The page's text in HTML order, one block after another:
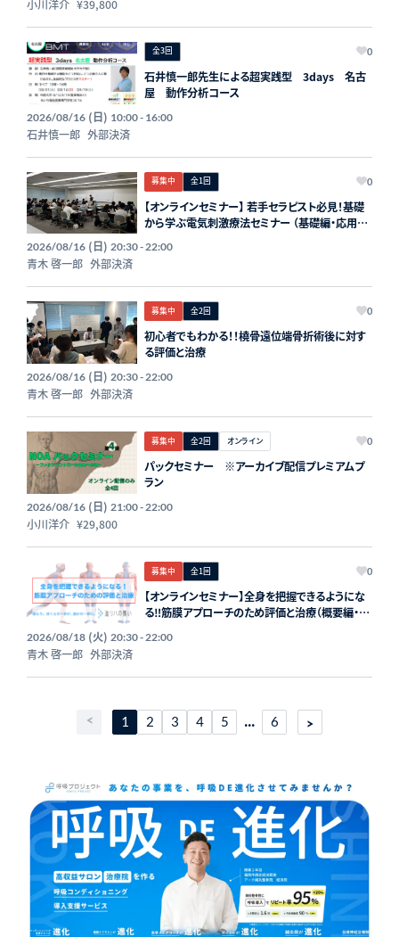
小川洋介 ¥39,800
全3回 0
石井慎一郎先生による超実践型 3days 名古
屋 動作分析コース
2026/08/16(日) 10:00 - 16:00
石井慎一郎 外部決済
募集中 全1回 0
【オンラインセミナー】 若手セラピスト必見！基礎
から学ぶ電気刺激療法セミナー （基礎編・応用
2026/08/16(日) 20:30 - 22:00
青木 啓一郎 外部決済
募集中 全2回 0
初心者でもわかる！！橈骨遠位端骨折術後に対す
る評価と治療
2026/08/16(日) 20:30 - 22:00
青木 啓一郎 外部決済
募集中 全2回 オンライン 0
パックセミナー ※アーカイブ配信プレミアムプ
ラン
2026/08/16(日) 21:00 - 22:00
小川洋介 ¥29,800
募集中 全1回 0
【オンラインセミナー】全身を把握できるようにな
る‼️筋膜アプローチのため評価と治療（概要編・評
2026/08/18(火) 20:30 - 22:00
青木 啓一郎 外部決済
1 2 3 4 5 ... 6